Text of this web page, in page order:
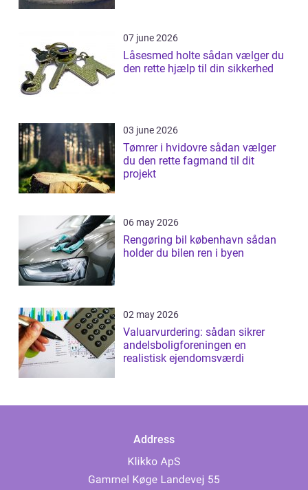
07 june 2026
Låsesmed holte sådan vælger du
den rette hjælp til din sikkerhed
03 june 2026
Tømrer i hvidovre sådan vælger
du den rette fagmand til dit
projekt
06 may 2026
Rengøring bil københavn sådan
holder du bilen ren i byen
02 may 2026
Valuarvurdering: sådan sikrer
andelsboligforeningen en
realistisk ejendomsværdi
Address